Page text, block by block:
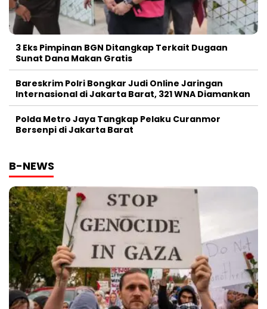
3 Eks Pimpinan BGN Ditangkap Terkait Dugaan
Sunat Dana Makan Gratis
Bareskrim Polri Bongkar Judi Online Jaringan
Internasional di Jakarta Barat, 321 WNA Diamankan
Polda Metro Jaya Tangkap Pelaku Curanmor
Bersenpi di Jakarta Barat
B-NEWS